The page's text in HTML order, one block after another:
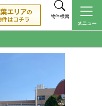
物件検索